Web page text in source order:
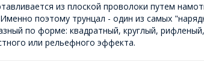
из плоской проволоки путем
поэтому трунцал - один из самых
по форме: квадратный, круглый,
или рельефного эффекта.